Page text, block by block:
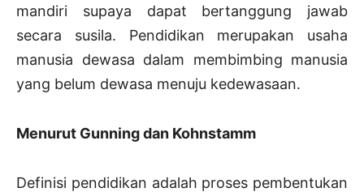
mandiri supaya dapat bertanggung jawab
secara susila. Pendidikan merupakan usaha
manusia dewasa dalam membimbing manusia
yang belum dewasa menuju kedewasaan.
Menurut Gunning dan Kohnstamm
Definisi pendidikan adalah proses pembentukan